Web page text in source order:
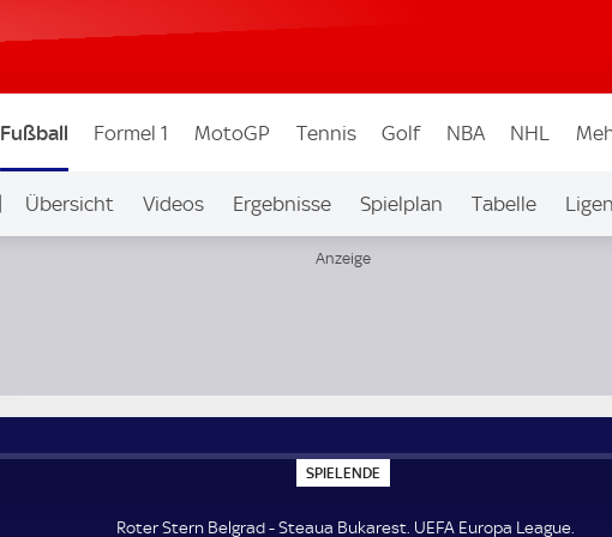
Fußball Formel 1 MotoGP Tennis Golf NBA NHL
Übersicht Videos Ergebnisse Spielplan Tabelle
SPIELENDE
P
E
Roter Stern Belgrad - Steaua Bukarest. UEFA Europa League.